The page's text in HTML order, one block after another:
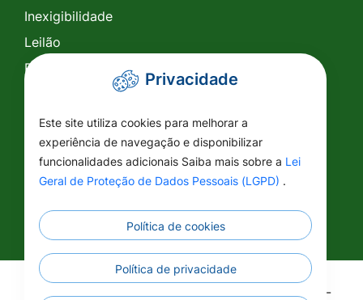
Inexigibilidade
Leilão
Pregão Eletrônico
Pregão Presencial
Tomada de Preço
SIC
Conselhos
©2026 - Prefeitura Municipal de Vila Rica - MT -
Privacidade
Este site utiliza cookies para melhorar a
experiência de navegação e disponibilizar
funcionalidades adicionais Saiba mais sobre a Lei
Geral de Proteção de Dados Pessoais (LGPD) .
Política de cookies
Política de privacidade